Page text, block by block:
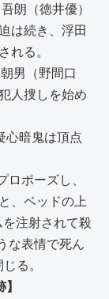
朗（徳井優）
は続き、浮田
れる。
男（野間口
人捜しを始め
心暗鬼は頂点
ポーズし、
、ベッドの上
注射されて殺
な表情で死ん
る。